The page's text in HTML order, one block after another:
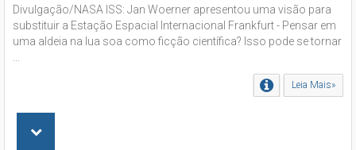
Divulgação/NASA ISS: Jan Woerner apresentou uma visão para
substituir a Estação Espacial Internacional Frankfurt - Pensar em
uma aldeia na lua soa como ficção científica? Isso pode se tornar
Leia Mais»